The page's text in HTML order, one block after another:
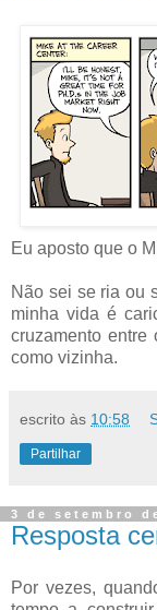
Eu aposto que o
Não sei se ria ou
minha vida é
cruzamento entre
como vizinha.
escrito às 10:58
Partilhar
3 de setembro
Resposta
Por vezes,